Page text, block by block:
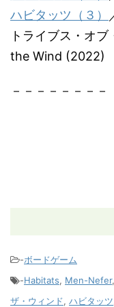
ハビタッツ（３）
トライブス・オ
the Wind (2022)
－－－－－－－－
-ボードゲーム
-Habitats, Men-Nefer,
ザ・ウィンド, ハビタッツ